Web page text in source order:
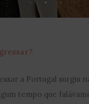
a Portugal surgiu
tempo que